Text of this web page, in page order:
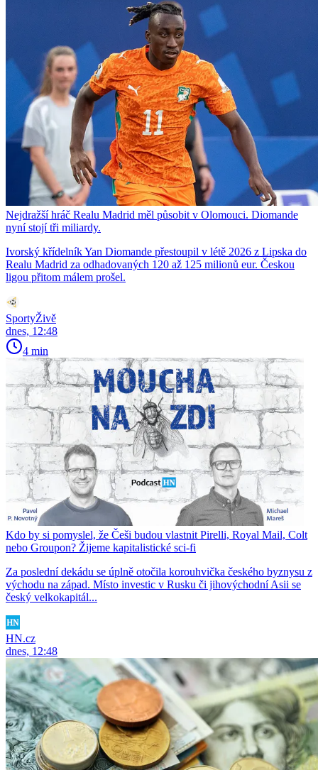
Nejdražší hráč Realu Madrid měl působit v Olomouci. Diomande
nyní stojí tři miliardy.
Ivorský křídelník Yan Diomande přestoupil v létě 2026 z Lipska do
Realu Madrid za odhadovaných 120 až 125 milionů eur. Českou
ligou přitom málem prošel.
SportyŽivě
dnes, 12:48
4 min
Kdo by si pomyslel, že Češi budou vlastnit Pirelli, Royal Mail, Colt
nebo Groupon? Žijeme kapitalistické sci-fi
Za poslední dekádu se úplně otočila korouhvička českého byznysu z
východu na západ. Místo investic v Rusku či jihovýchodní Asii se
český velkokapitál...
HN.cz
dnes, 12:48